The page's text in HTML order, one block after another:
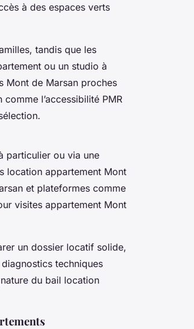
à des espaces verts
tandis que les
ou un studio à
Mont de Marsan proches
l’accessibilité PMR
particulier ou via une
location appartement Mont
et plateformes comme
visites appartement Mont
un dossier locatif solide,
techniques
du bail location